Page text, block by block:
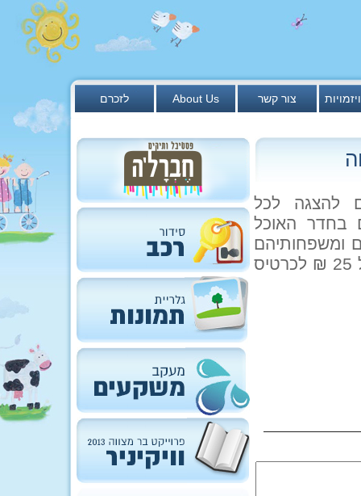
לזכרם About Us צור קשר
להצגה לכל
בחדר האוכל
נקלטים ומשפחותיהם
ללא תשלום. אפשר (ורצוי )להזמין אורחים בעלות של 25 ₪ לכרטיס